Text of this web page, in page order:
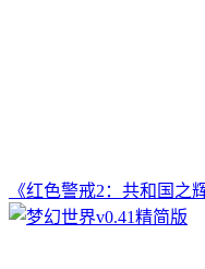
《红色警戒2：共和国之